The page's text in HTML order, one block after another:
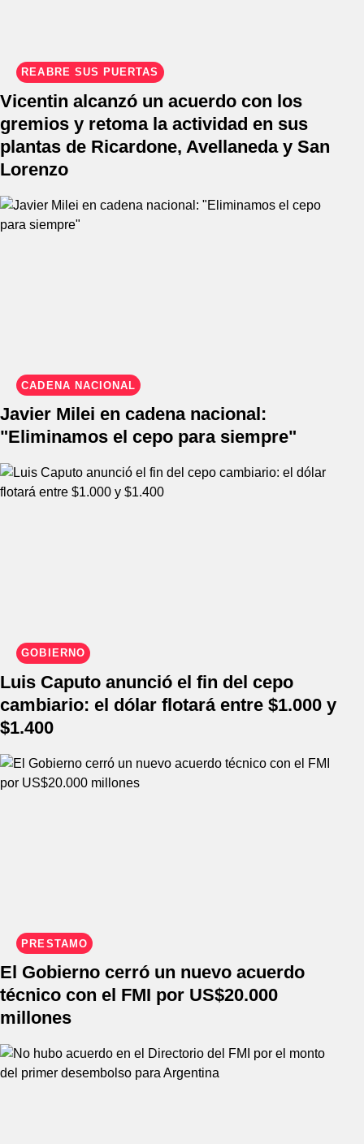
REABRE SUS PUERTAS
Vicentin alcanzó un acuerdo con los
gremios y retoma la actividad en sus
plantas de Ricardone, Avellaneda y San
Lorenzo
CADENA NACIONAL
Javier Milei en cadena nacional:
"Eliminamos el cepo para siempre"
GOBIERNO
Luis Caputo anunció el fin del cepo
cambiario: el dólar flotará entre $1.000 y
$1.400
PRÉSTAMO
El Gobierno cerró un nuevo acuerdo
técnico con el FMI por US$20.000
millones